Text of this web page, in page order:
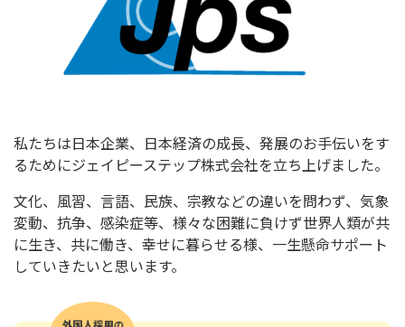
私たちは日本企業、日本経済の成長、発展のお手伝いをす
るためにジェイピーステップ株式会社を立ち上げました。
文化、風習、言語、民族、宗教などの違いを問わず、気象
変動、抗争、感染症等、様々な困難に負けず世界人類が共
に生き、共に働き、幸せに暮らせる様、一生懸命サポート
していきたいと思います。